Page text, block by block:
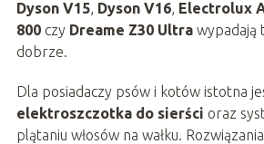
Dyson V15, Dyson V16, Electrolux
800czy Dreame Z30 Ultrawypadają
dobrze.
Dla posiadaczy psów i kotów istotna
elektroszczotka do sierści oraz
plątaniu włosów na wałku.